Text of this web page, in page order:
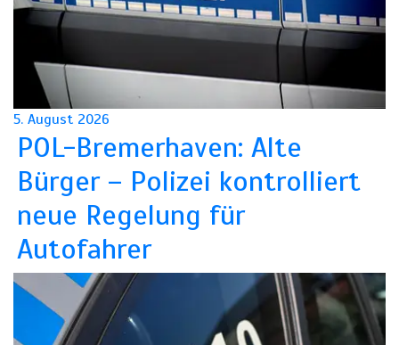
5. August 2026
POL-Bremerhaven: Alte
Bürger – Polizei kontrolliert
neue Regelung für
Autofahrer